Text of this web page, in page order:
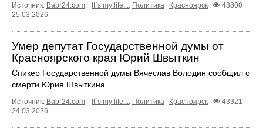
Источник: Babr24.com It`s my life... Политика Красноярск
43800
25.03.2026
Умер депутат Государственной думы от
Красноярского края Юрий Швыткин
Спикер Государственной думы Вячеслав Володин сообщил о
смерти Юрия Швыткина.
Источник: Babr24.com. It`s my life..., Политика Красноярск
43321
24.03.2026